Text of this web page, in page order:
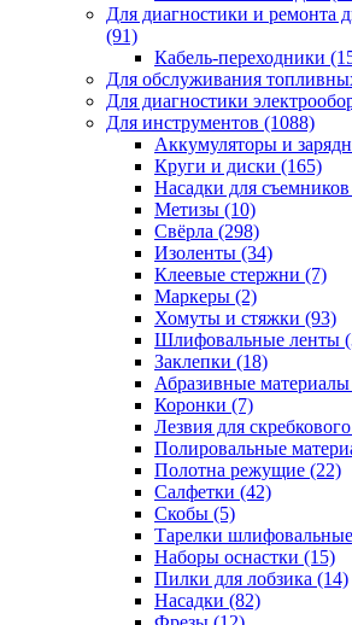
Для диагностики и ремонта
(91)
Кабель-переходники
Для обслуживания
Для диагностики
Для инструментов (1088)
Аккумуляторы и
Круги и диски (165)
Насадки для
Метизы (10)
Свёрла (298)
Изоленты (34)
Клеевые стержни (7)
Маркеры (2)
Хомуты и стяжки (93)
Шлифовальные ленты
Заклепки (18)
Абразивные материалы
Коронки (7)
Лезвия для
Полировальные
Полотна режущие (22)
Салфетки (42)
Скобы (5)
Тарелки шлифовальные
Наборы оснастки (15)
Пилки для лобзика (14)
Насадки (82)